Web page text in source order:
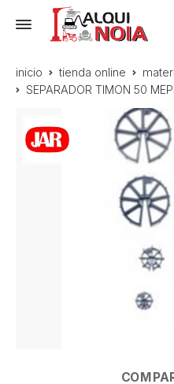
inicio tienda online
SEPARADOR TIMON 50